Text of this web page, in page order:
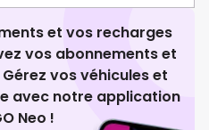
et vos recharges
vos abonnements et
vos véhicules et
avec notre application
Neo !